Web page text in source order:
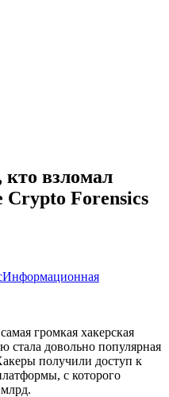
взломал
Crypto Forensics
Информационная
громкая хакерская
стала довольно популярная
получили доступ к
с которого